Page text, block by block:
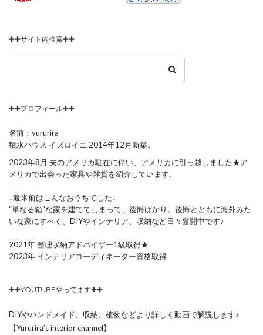
✚✚サイト内検索✚✚
✚✚プロフィール✚✚
名前：yururira
積水ハウス イズロイエ 2014年12月新築。
2023年8月 夫のアメリカ駐在に伴い、アメリカに引っ越しました★ア
メリカで出会った家具や雑貨を紹介しています。
↓渡米前はこんなおうちでした↓
“単なる箱“な家を建ててしまって、後悔ばかり。後悔とともに海外みた
いな家にすべく、DIYやインテリア、収納など日々奮闘中です♪
2021年 整理収納アドバイザー1級取得★
2023年 インテリアコーディネーター資格取得
✚✚YOUTUBEやってます✚✚
DIYやハンドメイド、収納、植物などより詳しく動画で解説します♪
【Yururira's interior channel】